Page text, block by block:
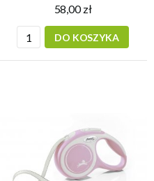
58,00 zł
DO KOSZYKA